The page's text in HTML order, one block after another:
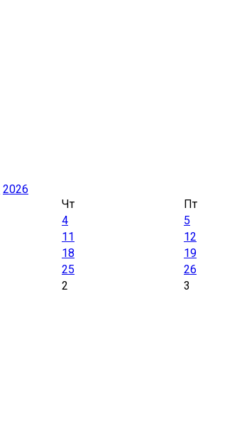
2026
Чт Пт
4 5
11 12
18 19
25 26
2 3